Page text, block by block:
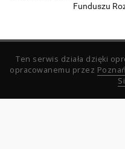
Funduszu
Ten serwis działa dzięki
opracowanemu przez